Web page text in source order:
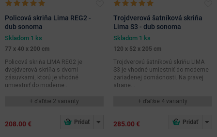
Policová skriňa Lima REG2 -
dub sonoma
Skladom 1 ks
77 x 40 x 200 cm
Policová skriňa LIMA REG2 je
dvojdverová skriňa s dvomi
zásuvkami, ktorú je vhodné
umiestniť do moderne...
+ ďaľšie 2 varianty
208.00 €
Trojdverová šatníková skriňa
Lima S3 - dub sonoma
Skladom 1 ks
120 x 52 x 205 cm
Trojdverovú šatníkovú skriňu LIMA
S3 je vhodné umiestniť do moderne
zariadenej domácnosti. Na pravej
strane...
+ ďaľšie 4 varianty
285.00 €